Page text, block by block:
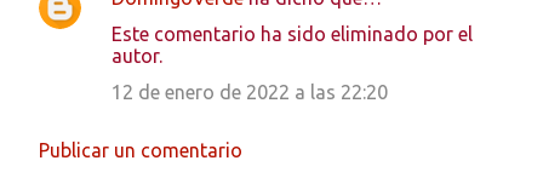
C
n
Este comentario ha sido eliminado por el
autor.
12 de enero de 2022 a las 22:20
Publicar un comentario